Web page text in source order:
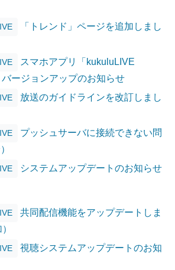
「トレンド」ページを追加しまし
スマホアプリ「kukuluLIVE
ージョンアップのお知らせ
放送のガイドラインを改訂しまし
プッシュサーバに接続できない問
システムアップデートのお知らせ
共同配信機能をアップデートしま
視聴システムアップデートのお知